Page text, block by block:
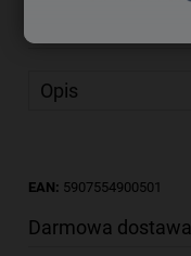
Opis
EAN: 5907554900501
Darmowa dostawa